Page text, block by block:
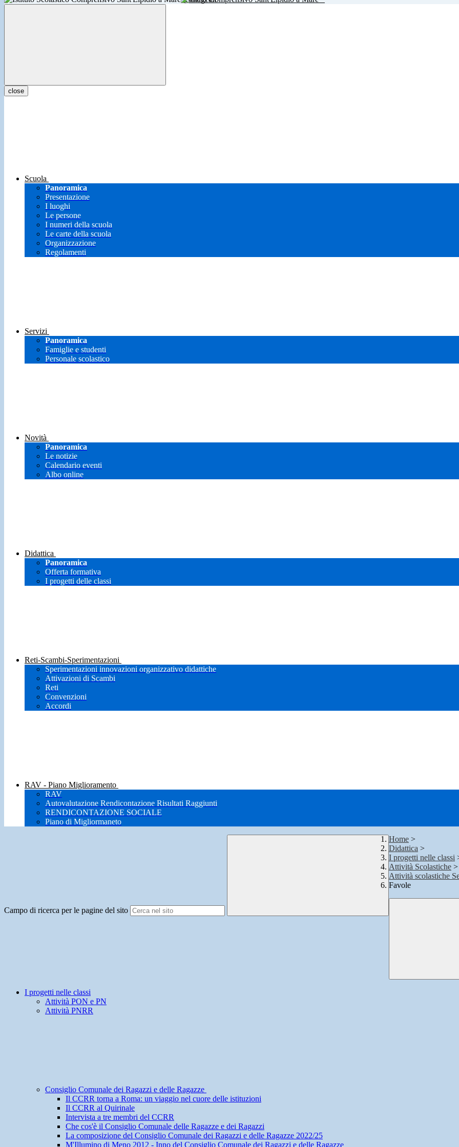
close
Scuola
Panoramica
Presentazione
I luoghi
Le persone
I numeri della scuola
Le carte della scuola
Organizzazione
Regolamenti
Servizi
Panoramica
Famiglie e studenti
Personale scolastico
Novità
Panoramica
Le notizie
Calendario eventi
Albo online
Didattica
Panoramica
Offerta formativa
I progetti delle classi
Reti-Scambi-Sperimentazioni
Sperimentazioni innovazioni organizzativo didattiche
Attivazioni di Scambi
Reti
Convenzioni
Accordi
RAV - Piano Miglioramento
RAV
Autovalutazione Rendicontazione Risultati Raggiunti
RENDICONTAZIONE SOCIALE
Piano di Migliormaneto
Campo di ricerca per le pagine del sito
Home >
Didattica >
I progetti nelle classi
Attività Scolastiche >
Attività scolastiche
Favole
I progetti nelle classi
Attività PON e PN
Attività PNRR
Consiglio Comunale dei Ragazzi e delle Ragazze
Il CCRR torna a Roma: un viaggio nel cuore delle istituzioni
Il CCRR al Quirinale
Intervista a tre membri del CCRR
Che cos'è il Consiglio Comunale delle Ragazze e dei Ragazzi
La composizione del Consiglio Comunale dei Ragazzi e delle Ragazze 2022/25
M'Illumino di Meno 2012 - Inno del Consiglio Comunale dei Ragazzi e delle Ragazze